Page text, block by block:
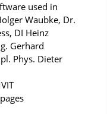
used in
Waubke, Dr.
DI Heinz
Gerhard
Phys. Dieter